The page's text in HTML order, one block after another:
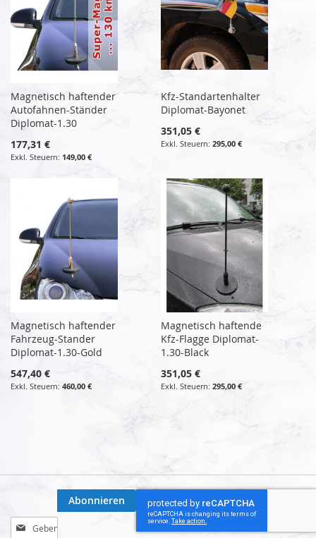
Magnetisch haftender
Autofahnen-Ständer
Diplomat-1.30
177,31 €
149,00 €
Kfz-Standartenhalter
Diplomat-Bayonet
351,05 €
295,00 €
Magnetisch haftender
Fahrzeug-Stander
Diplomat-1.30-Gold
547,40 €
460,00 €
Magnetisch haftende
Kfz-Flagge Diplomat-
1.30-Black
351,05 €
295,00 €
Melden
Abonnieren